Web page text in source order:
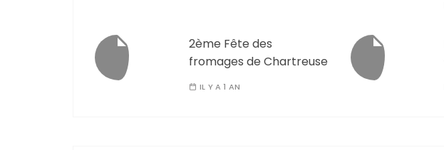
2ème Fête des
fromages de Chartreuse
IL Y A 1 AN